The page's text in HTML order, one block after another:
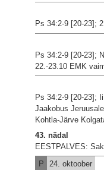
Ps 34:2-9 [20-23];
Ps 34:2-9 [20-23];
22.-23.10 EMK
Ps 34:2-9 [20-23];
Jaakobus
Kohtla-Järve
43. nädal
EESTPALVES:
P
24. oktoober